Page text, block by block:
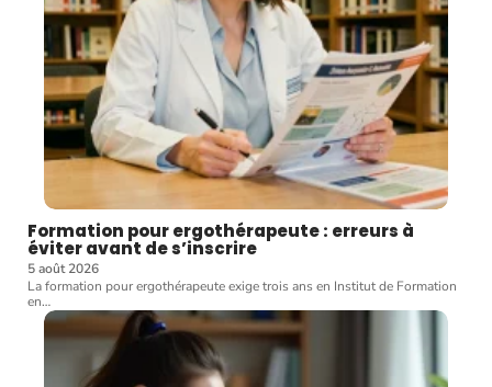
Formation pour ergothérapeute : erreurs à
éviter avant de s’inscrire
5 août 2026
La formation pour ergothérapeute exige trois ans en Institut de Formation
en…